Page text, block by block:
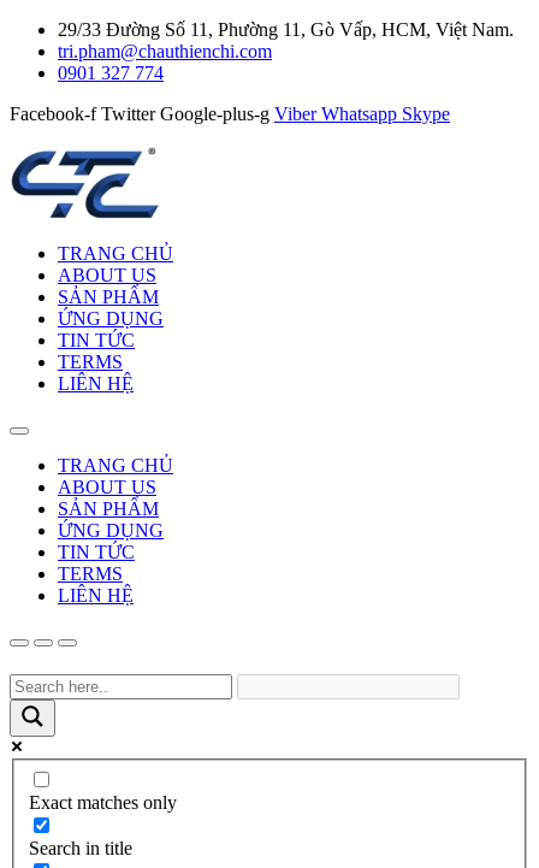
29/33 Đường Số 11, Phường 11, Gò Vấp, HCM, Việt Nam.
tri.pham@chauthienchi.com
0901 327 774
Facebook-f Twitter Google-plus-g Viber Whatsapp Skype
TRANG CHỦ
ABOUT US
SẢN PHẨM
ỨNG DỤNG
TIN TỨC
TERMS
LIÊN HỆ
TRANG CHỦ
ABOUT US
SẢN PHẨM
ỨNG DỤNG
TIN TỨC
TERMS
LIÊN HỆ
Exact matches only
Search in title